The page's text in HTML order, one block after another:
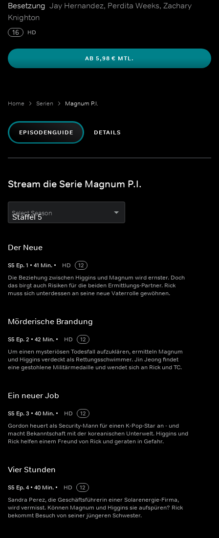
Besetzung Jay Hernandez, Perdita Weeks, Zachary
Knighton
16 HD
AB 5,98 € MTL.
Home Serien Magnum P.I.
EPISODENGUIDE DETAILS
Stream die Serie Magnum P.I.
Select Season
Der Neue
S5 Ep.1 • 41 Min. • HD
12
Die Beziehung zwischen Higgins und Magnum wird ernster. Doch
das birgt auch Risiken für die beiden Ermittlungs-Partner. Rick
muss sich unterdessen an seine neue Vaterrolle gewöhnen.
Mörderische Brandung
S5 Ep.2 • 42 Min. • HD
12
Um einen mysteriösen Todesfall aufzuklären, ermitteln Magnum
und Higgins verdeckt als Rettungsschwimmer. Jin Jeong findet
eine gestohlene Militärmedaille und wendet sich an Rick und TC.
Ein neuer Job
S5 Ep.3 • 40 Min. • HD
12
Gordon heuert als Security-Mann für einen K-Pop-Star an - und
macht Bekanntschaft mit der koreanischen Unterwelt. Higgins und
Rick helfen einem Freund von Rick und geraten in Gefahr.
Vier Stunden
S5 Ep.4 • 40 Min. • HD
12
Sandra Perez, die Geschäftsführerin einer Solarenergie-Firma,
wird vermisst. Können Magnum und Higgins sie aufspüren? Rick
bekommt Besuch von seiner jüngeren Schwester.